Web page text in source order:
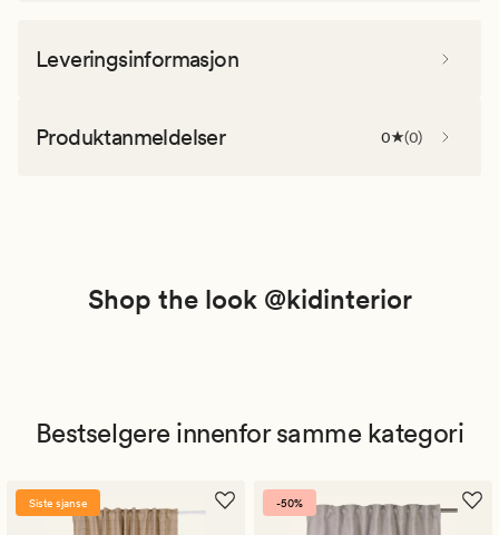
Leveringsinformasjon
Produktanmeldelser 0 (0)
Shop the look @kidinterior
Bestselgere innenfor samme kategori
Siste sjanse -50%